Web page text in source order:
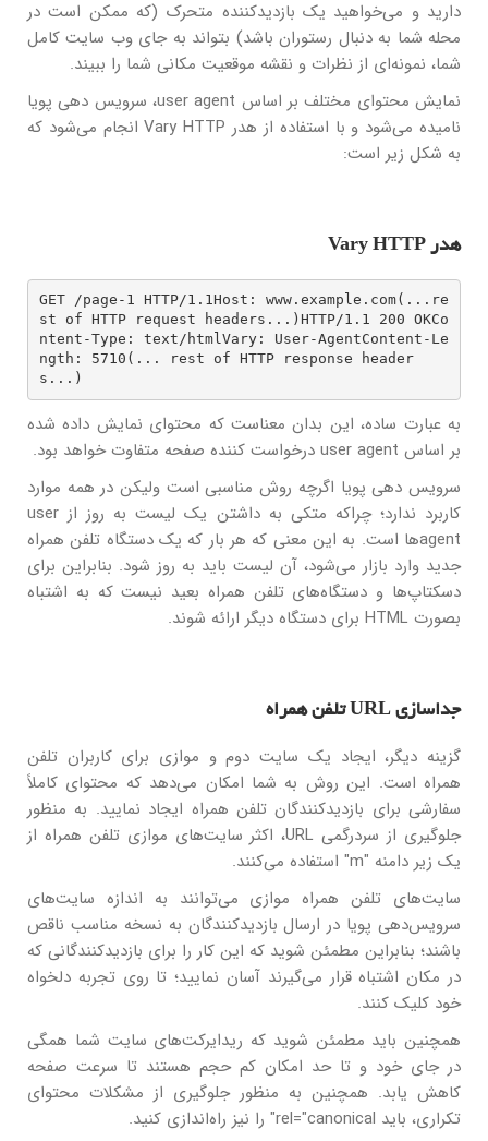
دارید و می‌خواهید یک بازدیدکننده متحرک (که ممکن است در
محله شما به دنبال رستوران باشد) بتواند به جای وب سایت کامل
شما، نمونه‌ای از نظرات و نقشه موقعیت مکانی شما را ببیند.
نمایش محتوای مختلف بر اساس user agent، سرویس دهی پویا
نامیده می‌شود و با استفاده از هدر Vary HTTP انجام می‌شود که
به شکل زیر است:
هدر Vary HTTP
GET /page-1 HTTP/1.1Host: www.example.com(...re
st of HTTP request headers...)HTTP/1.1 200 OKCo
ntent-Type: text/htmlVary: User-AgentContent-Le
ngth: 5710(... rest of HTTP response header
s...)
به عبارت ساده، این بدان معناست که محتوای نمایش داده شده
بر اساس user agent درخواست کننده صفحه متفاوت خواهد بود.
سرویس دهی پویا اگرچه روش مناسبی است ولیکن در همه موارد
کاربرد ندارد؛ چراکه متکی به داشتن یک لیست به روز از user
agentها است. به این معنی که هر بار که یک دستگاه تلفن همراه
جدید وارد بازار می‌شود، آن لیست باید به روز شود. بنابراین برای
دسکتاپ‌ها و دستگاه‌های تلفن همراه بعید نیست که به اشتباه
بصورت HTML برای دستگاه دیگر ارائه شوند.
جداسازی URL تلفن همراه
گزینه دیگر، ایجاد یک سایت دوم و موازی برای کاربران تلفن
همراه است. این روش به شما امکان می‌دهد که محتوای کاملاً
سفارشی برای بازدیدکنندگان تلفن همراه ایجاد نمایید. به منظور
جلوگیری از سردرگمی URL، اکثر سایت‌های موازی تلفن همراه از
یک زیر دامنه "m" استفاده می‌کنند.
سایت‌های تلفن همراه موازی می‌توانند به اندازه سایت‌های
سرویس‌دهی پویا در ارسال بازدیدکنندگان به نسخه مناسب ناقص
باشند؛ بنابراین مطمئن شوید که این کار را برای بازدیدکنندگانی که
در مکان اشتباه قرار می‌گیرند آسان نمایید؛ تا روی تجربه دلخواه
خود کلیک کنند.
همچنین باید مطمئن شوید که ریدایرکت‌های سایت شما همگی
در جای خود و تا حد امکان کم حجم هستند تا سرعت صفحه
کاهش یابد. همچنین به منظور جلوگیری از مشکلات محتوای
تکراری، باید rel="canonical" را نیز راه‌اندازی کنید.